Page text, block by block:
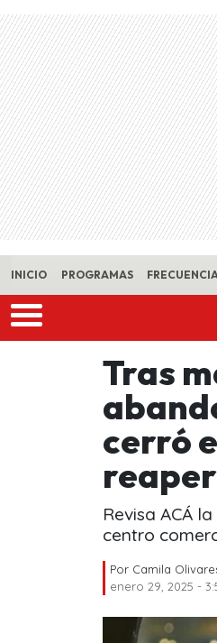
Skip to main content
INICIO PROGRAMAS
Tras
cerró
Revisa ACÁ
centro
Por Camila
enero 29, 2025 -